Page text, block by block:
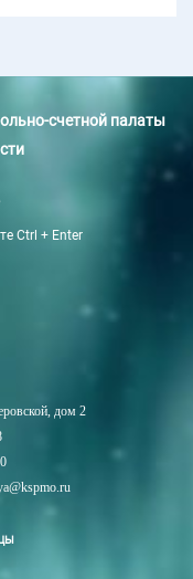
счетной палаты
Ctrl + Enter
дом 2